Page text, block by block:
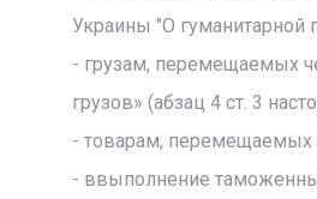
Украины "О гуманитарной
- грузам, перемещаемых
грузов» (абзац 4 ст. 3
- товарам, перемещаемых
- ввыполнение